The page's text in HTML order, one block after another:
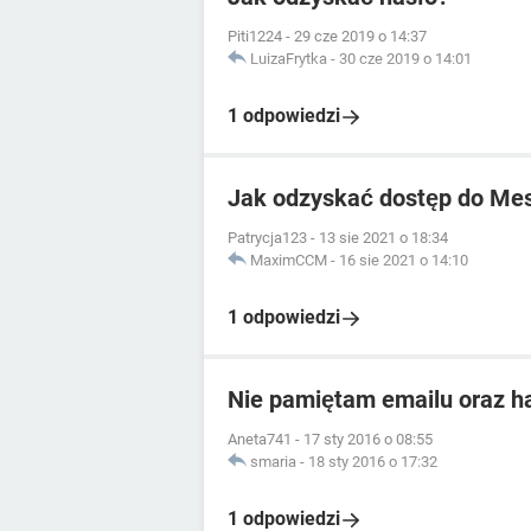
Piti1224 - 29 cze 2019 o 14:37
LuizaFrytka - 30 cze 2019 o 14:01
1 odpowiedzi
Jak odzyskać dostęp do
Patrycja123 - 13 sie 2021 o 18:34
MaximCCM - 16 sie 2021 o 14:10
1 odpowiedzi
Nie pamiętam emailu oraz
Aneta741 - 17 sty 2016 o 08:55
smaria - 18 sty 2016 o 17:32
1 odpowiedzi